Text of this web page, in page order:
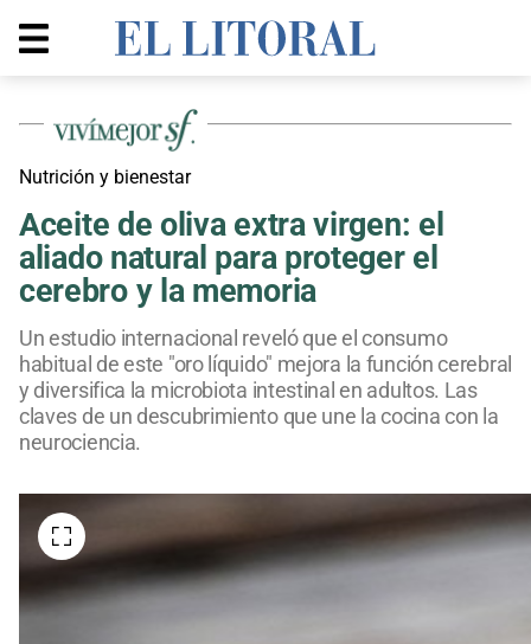
Nutrición y bienestar
Aceite de oliva extra virgen: el
aliado natural para proteger el
cerebro y la memoria
Un estudio internacional reveló que el consumo
habitual de este "oro líquido" mejora la función cerebral
y diversifica la microbiota intestinal en adultos. Las
claves de un descubrimiento que une la cocina con la
neurociencia.